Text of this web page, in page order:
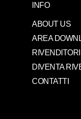
INFO
ABOUT US
AREA
RIVENDITORI
DIVENTA
CONTATTI